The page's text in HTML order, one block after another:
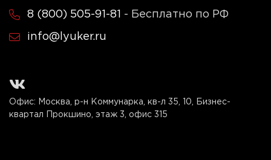
8 (800) 505-91-81 - Бесплатно по РФ
info@lyuker.ru
Офис: Москва, р-н Коммунарка, кв-л 35, 10, Бизнес-
квартал Прокшино, этаж 3, офис 315